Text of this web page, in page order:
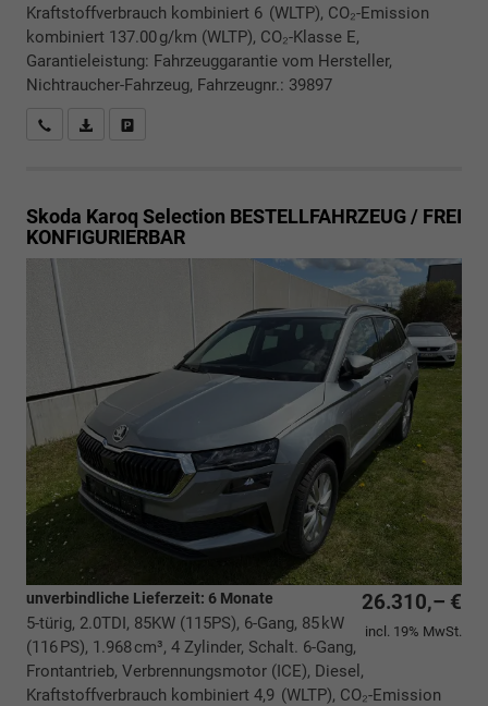
Kraftstoffverbrauch kombiniert 6 (WLTP), CO₂-Emission
kombiniert 137.00 g/km (WLTP), CO₂-Klasse E,
Garantieleistung: Fahrzeuggarantie vom Hersteller,
Nichtraucher-Fahrzeug, Fahrzeugnr.: 39897
Rückrufbitte absenden
PDF-Datei, Fahrzeugexposé drucken
Skoda Karoq Selection BESTELLFAHRZEUG / FREI
KONFIGURIERBAR
26.310,– €
incl. 19% MwSt.
unverbindliche Lieferzeit: 6 Monate
5-türig, 2.0TDI, 85KW (115PS), 6-Gang, 85 kW
(116 PS), 1.968 cm³, 4 Zylinder, Schalt. 6-Gang,
Frontantrieb, Verbrennungsmotor (ICE), Diesel,
Kraftstoffverbrauch kombiniert 4,9 (WLTP), CO₂-Emission